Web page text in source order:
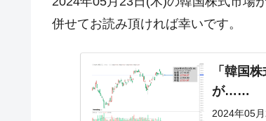
併せてお読み頂ければ幸いです。
「韓国
が……
2024年05